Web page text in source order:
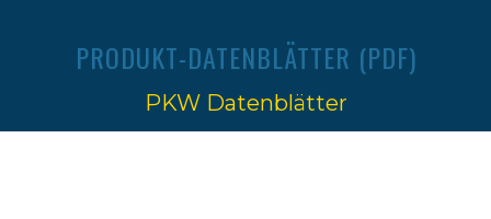
PRODUKT-DATENBLÄTTER (PDF)
PKW Datenblätter